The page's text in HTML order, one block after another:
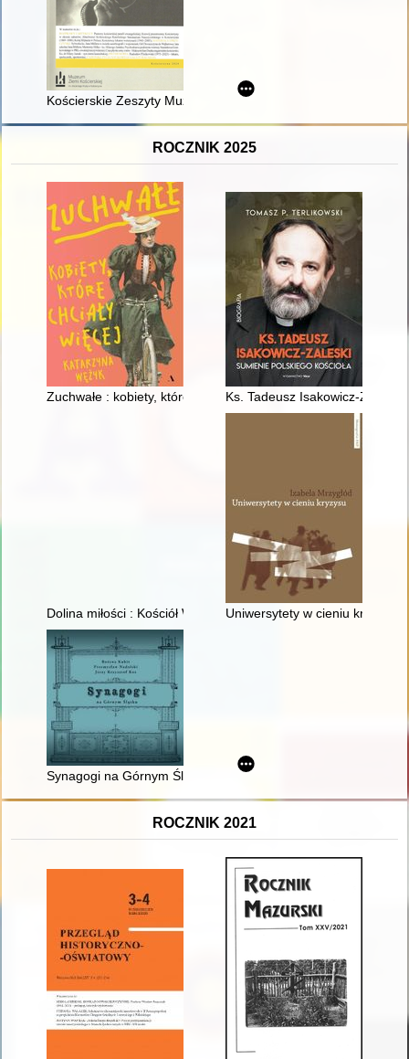
Kościerskie Zeszyty Muzealne. [Z.] 18 (2024)
ROCZNIK 2025
Zuchwałe : kobiety, które chciały więcejKs. Tadeusz Isakowicz-Zaleski
Dolina miłości : Kościół Wniebowzięcia Najświętszej Maryi
Uniwersytety w cieniu kryzysu
Synagogi na Górnym Śląsku
ROCZNIK 2021